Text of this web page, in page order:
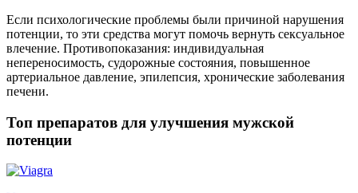
Если психологические проблемы были причиной нарушения
потенции, то эти средства могут помочь вернуть сексуальное
влечение. Противопоказания: индивидуальная
непереносимость, судорожные состояния, повышенное
артериальное давление, эпилепсия, хронические заболевания
печени.
Топ препаратов для улучшения мужской
потенции